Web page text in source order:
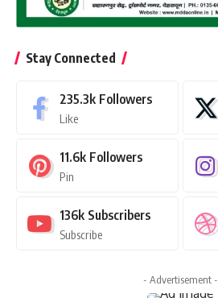
Stay Connected
235.3k Followers
Like
11.6k Followers
Pin
136k Subscribers
Subscribe
- Advertisement -